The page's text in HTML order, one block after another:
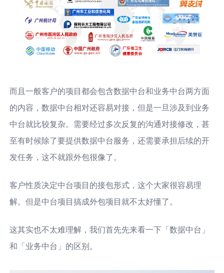
而且一般客户的项目都会包含数据中台和业务中台两方面
的内容，数据中台相对还容易对接，但是一旦涉及到业务
中台就比较复杂。需要经过多次反复的沟通对接修改，甚
至有时候除了要提供数据中台服务，还需要承担后续的开
发任务，这不就跟外包很像了。
客户性质决定中台项目的接包形式，这个大家很容易理
解。但是中台项目搞成外包项目就不太好懂了。
这其实也不太难理解，我们首先先来看一下「数据中台」
和「业务中台」的区别。